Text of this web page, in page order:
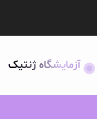
آزمایشگاه ژنتیک